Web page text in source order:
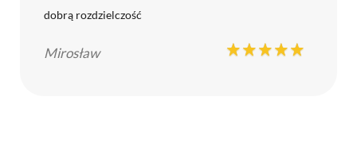
dobrą rozdzielczość
Mirosław